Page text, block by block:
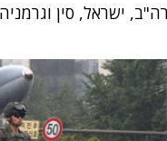
ישראל, סין